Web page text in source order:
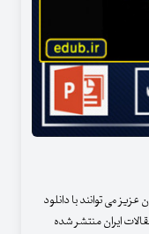
می توانند با دانلود
ایران منتشر شده